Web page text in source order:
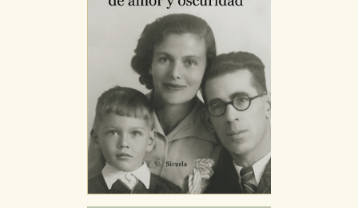
HABILITAR TODO RECHAZAR TODO
Cookies necesarias
Estas cookies son necesarias para que nuestro sitio
web funcione y no es posible deshabilitarlas desde
nuestro sistema. Es posible hacerlo desde el
navegador, pero en ese caso es posible que algunas
áreas de nuestra web dejen de funcionar
correctamente.
Cookies de rendimiento y analíticas